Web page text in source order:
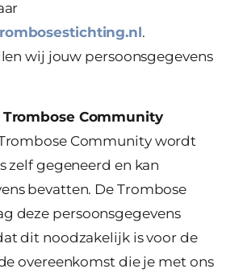
.
wij jouw persoonsgegevens
Community
Community wordt
zelf gegeneerd en kan
bevatten. De Trombose
deze persoonsgegevens
dit noodzakelijk is voor de
overeenkomst die je met ons